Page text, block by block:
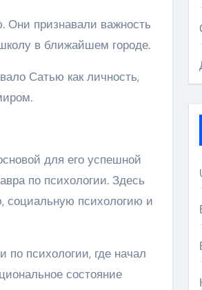
Они признавали важность
в ближайшем городе.
Сатью как личность,
для его успешной
по психологии. Здесь
социальную психологию и
по психологии, где начал
состояние